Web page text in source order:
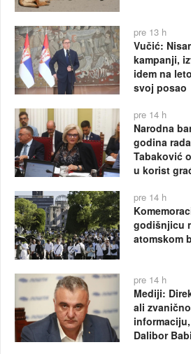
pre 13 h
Vučić:
kampanji,
idem na
svoj posao
pre 14 h
Narodna
godina
Tabaković
u korist
pre 14 h
godišnjicu
atomskom
pre 14 h
Mediji:
ali
Dalibor